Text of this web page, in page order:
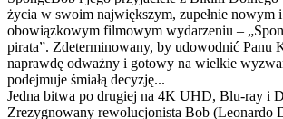
życia w swoim największym, zupełnie nowym
obowiązkowym filmowym wydarzeniu –
pirata”. Zdeterminowany, by udowodnić Panu
naprawdę odważny i gotowy na wielkie
podejmuje śmiałą decyzję...
Jedna bitwa po drugiej na 4K UHD, Blu-ray i
Zrezygnowany rewolucjonista Bob (Leonardo